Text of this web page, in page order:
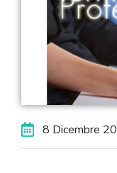
8 Dicembre